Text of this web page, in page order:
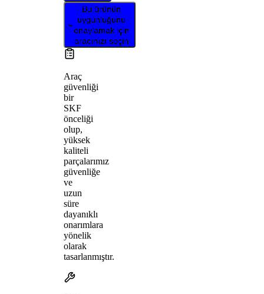
Bu ürünün
uygunluğunu
onaylamak için
aracınızı seçin
Araç
güvenliği
bir
SKF
önceliği
olup,
yüksek
kaliteli
parçalarımız
güvenliğe
ve
uzun
süre
dayanıklı
onarımlara
yönelik
olarak
tasarlanmıştır.